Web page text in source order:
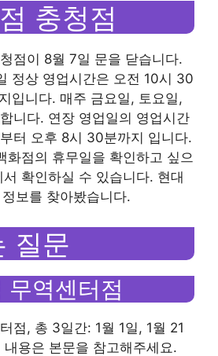
충청점
점이 8월 7일 문을 닫습니다.
정상 영업시간은 오전 10시 30
입니다. 매주 금요일, 토요일,
니다. 연장 영업일의 영업시간
터 오후 8시 30분까지 입니다.
화점의 휴무일을 확인하고 싶으
확인하실 수 있습니다. 현대
보를 찾아봤습니다.
질문
무역센터점
점, 총 3일간: 1월 1일, 1월 21
용은 본문을 참고해주세요.